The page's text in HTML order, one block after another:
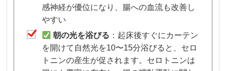
感神経が優位になり、腸への血流も改善し
やすい
朝の光を浴びる ：起床後すぐにカーテン
を開けて自然光を10〜15分浴びると、セロ
トニンの産生が促されます。セロトニンは